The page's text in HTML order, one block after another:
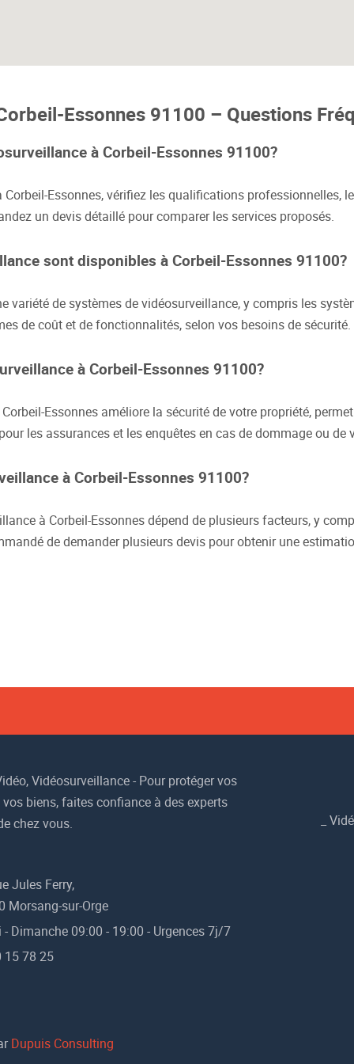
Essonnes 91100 – Questions
à Corbeil-Essonnes 91100?
Essonnes, vérifiez les qualifications professionnelles,
un devis détaillé pour comparer les services proposés.
sont disponibles à Corbeil-Essonnes 91100?
variété de systèmes de vidéosurveillance, y compris les
de coût et de fonctionnalités, selon vos besoins de sécurité.
à Corbeil-Essonnes 91100?
Essonnes améliore la sécurité de votre propriété,
les assurances et les enquêtes en cas de dommage ou de
à Corbeil-Essonnes 91100?
à Corbeil-Essonnes dépend de plusieurs facteurs, y
de demander plusieurs devis pour obtenir une
Vidéosurveillance - Pour protéger vos
biens, faites confiance à des experts
chez vous.
Jules Ferry,
Morsang-sur-Orge
- Dimanche 09:00 - 19:00 - Urgences 7j/7
15 78 25
Dupuis Consulting